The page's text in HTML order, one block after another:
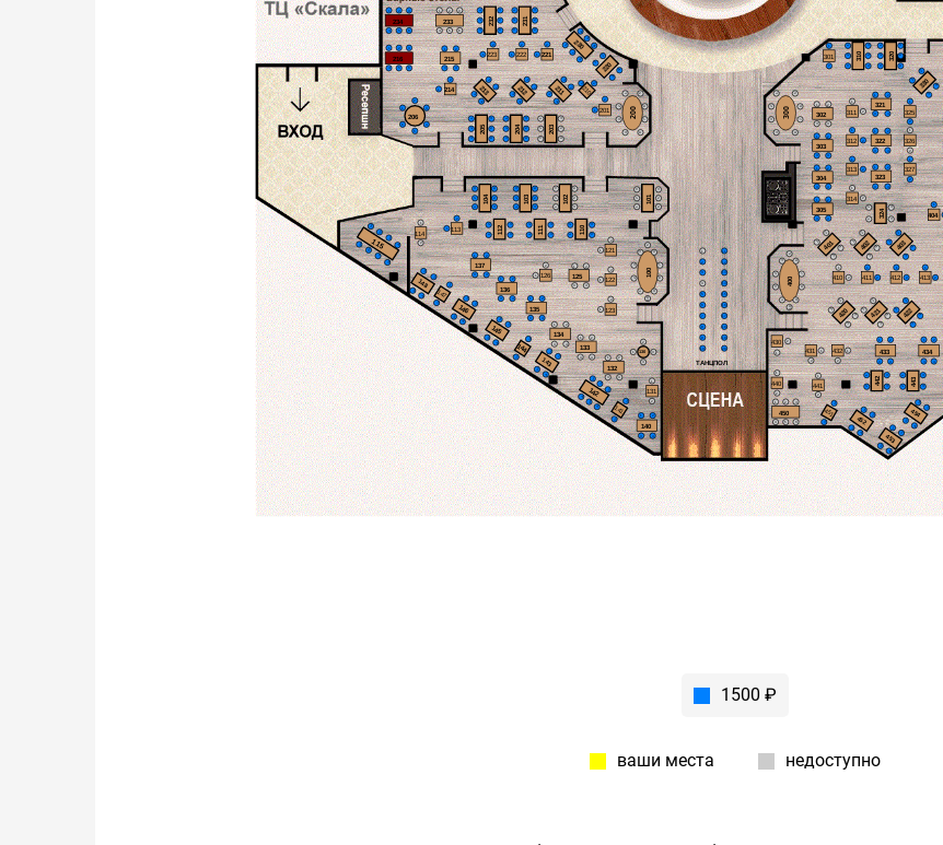
113
114
121
122
123
126
131
141
143
145
148
147
221
222
223
311
312
313
314
325
326
327
301
442
451
441
430
440
431 432
410 411 412 413
125
130
132
133
134
135
136
137
140
206
201
210
142
144
146
211
212
213
214
215
220
302
303
304
305 324
321
322
323
330
452
453
454
443
434
433
401 402 403
404
420 421 422
101
100
400
102
103
104
112 111 110
203
204
205
216
230
231
232
233
234
310 320
450
115
200 300
ТАНЦПОЛ
1
2
1
2
1
2
1
2
1
2
1
2
1
2
1
2
1
2
3
4
1
2
3
4
1
2
3
4
1
2
1
2
1
2
1
2
1
2
1
2
1
2
1
2
1
2
1
2
1
2
1
2
1 3
1
2
1
2
1
2
1
2
1
2
1
2
1
2
1
2
1
2
1
2
1 2
3 4
1
2
3
2
3 4
1 2
3 4
1 2
3 4
1 2
3 4
1 2
3 4
1 2
1 2
3 4
1
2
3
4
5
6
1
2
1 2
1
2
3
4
5
6
1
2
1
2
3
4
1
2
3
4
1
2
3
4
1
2
3
4
1
2
1 2
4
1
2
3
4
1 2
3 4
1 2
1 2
3 4
1 2
3 4
1 2
3 4
1 2
3 4
1 2
3 4
1
2
3
4
1
2
3
4
1
2
3
4
1
2
3
4
1 3
1 2
3 4
1 2
3 4
1
2
3
4
1
2
3
4
1
2
3
4
1
1
2
3
4
1
2
3
4
1
2
3
4
1
2 5
6
5
10
5
10
1
2
4
5
1
2
4
5
1
2
4
5
3 6
3 6
3 6
1 2 3
5 6
1
2
3
4
5
6
1 2 3
4 5 6
1 2 3
4 5 6
2 5 2 5
1 2 3
4 5 6
1
2
3
4
5
6
7
8
3
4
7
8
3
4
7
8
1
2
4
5
6
7
8
9
10
11
12
13
14
15
16
17
18
19
20
1500 ₽
ваши места недоступно